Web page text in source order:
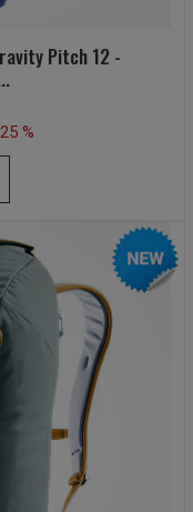
Pitch 12 -
%